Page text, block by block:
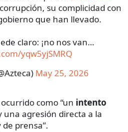
su complicidad con
que han llevado.
claro: ¡no nos van…
yqw5yjSMRQ
May 25, 2026
como “un intento
una agresión directa a la
prensa”.